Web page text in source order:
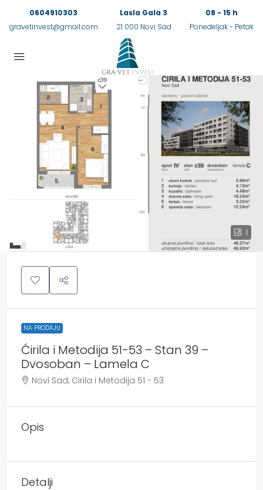
0604910303
gravetinvest@gmail.com
Lasla Gala 3
21 000 Novi Sad
08 - 15 h
Ponedeljak - Petak
1
NA PRODAJU
Ćirila i Metodija 51-53 – Stan 39 –
Dvosoban – Lamela C
Novi Sad, Cirila i Metodija 51 - 53
Opis
Detalji